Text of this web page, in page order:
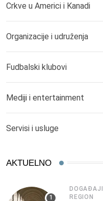
Crkve u Americi i Kanadi
Organizacije i udruženja
Fudbalski klubovi
Mediji i entertainment
Servisi i usluge
AKTUELNO
DOGAĐAJI
REGION